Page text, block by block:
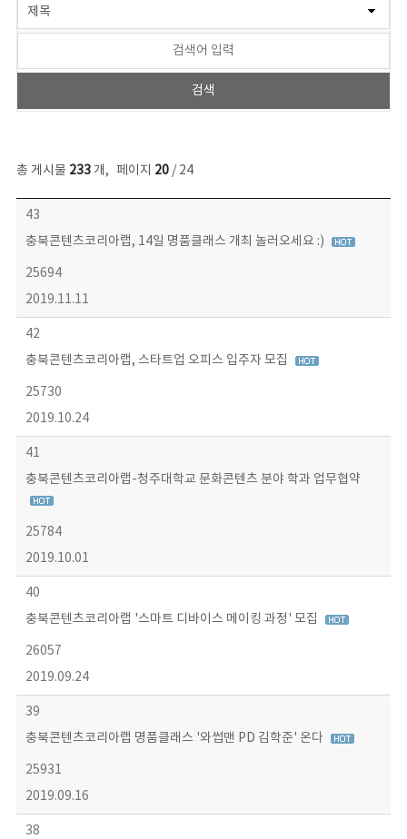
총 게시물 233개, 페이지 20/ 24
보도자료 목록 - 번호, 제목, 작성자, 파일, 조회수, 작성일 정보 제공
43
충북콘텐츠코리아랩, 14일 명품클래스 개최 놀러오세요 :)
25694
2019.11.11
42
충북콘텐츠코리아랩, 스타트업 오피스 입주자 모집
25730
2019.10.24
41
충북콘텐츠코리아랩-청주대학교 문화콘텐츠 분야 학과 업무협약
25784
2019.10.01
40
충북콘텐츠코리아랩 '스마트 디바이스 메이킹 과정' 모집
26057
2019.09.24
39
충북콘텐츠코리아랩 명품클래스 '와썹맨 PD 김학준' 온다
25931
2019.09.16
38